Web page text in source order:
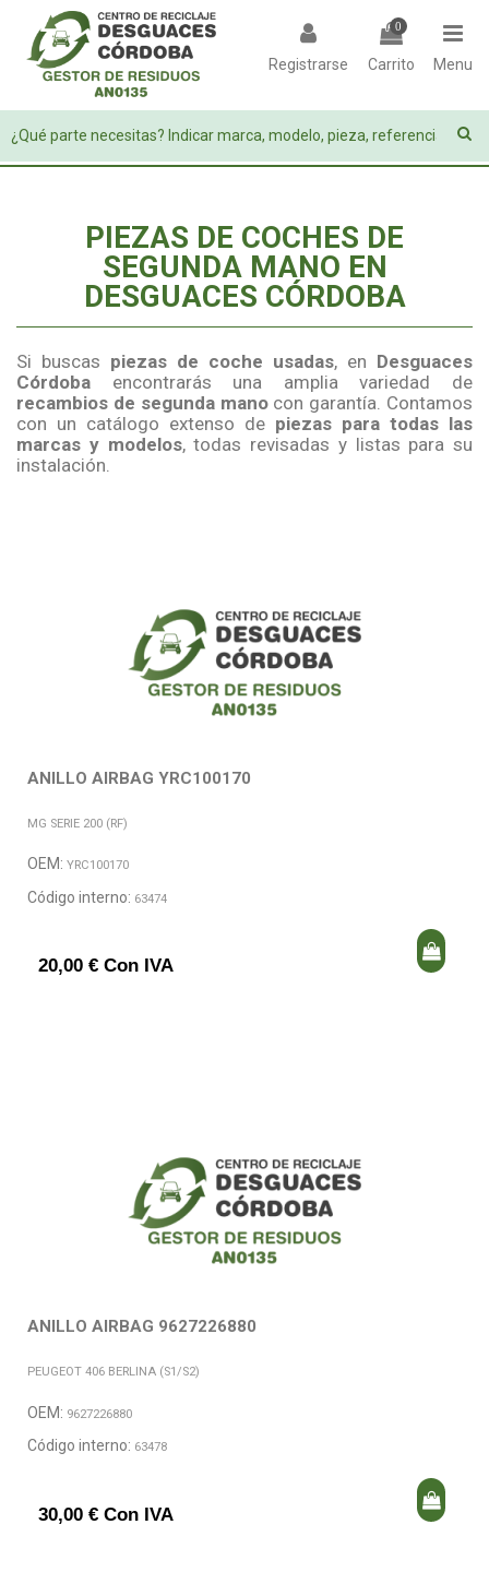
Registrarse
0
Carrito Menu
PIEZAS DE COCHES DE
SEGUNDA MANO EN
DESGUACES CÓRDOBA
Si buscas piezas de coche usadas, en Desguaces
Córdoba encontrarás una amplia variedad de
recambios de segunda manocon garantía. Contamos
con un catálogo extenso de piezas para todas las
marcas y modelos, todas revisadas y listas para su
instalación.
ANILLO AIRBAG YRC100170
MG SERIE 200 (RF)
OEM: YRC100170
Código interno: 63474
20,00 € Con IVA
ANILLO AIRBAG 9627226880
PEUGEOT 406 BERLINA (S1/S2)
OEM: 9627226880
Código interno: 63478
30,00 € Con IVA